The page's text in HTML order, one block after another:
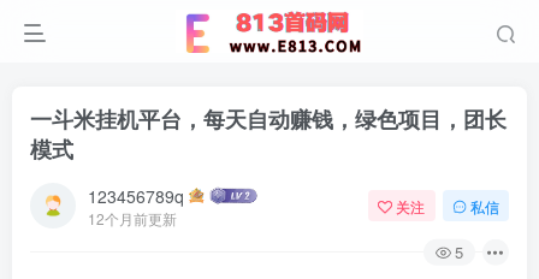
一斗米挂机平台，每天自动赚钱，绿色项目，团长
模式
123456789q
12个月前更新
关注 私信
5